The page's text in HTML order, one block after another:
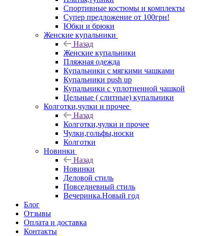
Спортивные костюмы и комплекты
Супер предложение от 100грн!
Юбки и брюки
Женские купальники
Назад
Женские купальники
Пляжная одежда
Купальники с мягкими чашками
Купальники push up
Купальники с уплотненной чашкой
Цельные ( слитные) купальники
Колготки,чулки и прочее
Назад
Колготки,чулки и прочее
Чулки,гольфы,носки
Колготки
Новинки
Назад
Новинки
Деловой стиль
Повседневный стиль
Вечеринка.Новый год
Блог
Отзывы
Оплата и доставка
Контакты